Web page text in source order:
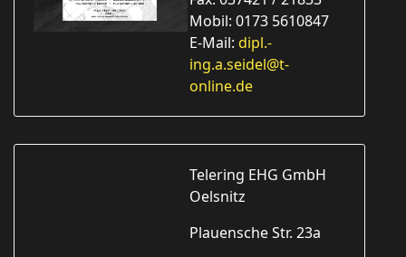
Mobil: 0173 5610847
E-Mail: dipl.-
ing.a.seidel@t-
online.de
Telering EHG GmbH
Oelsnitz
Plauensche Str. 23a